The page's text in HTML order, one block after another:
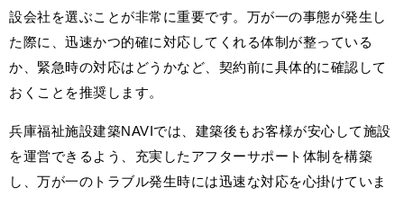
設会社を選ぶことが非常に重要です。万が一の事態が発生し
た際に、迅速かつ的確に対応してくれる体制が整っている
か、緊急時の対応はどうかなど、契約前に具体的に確認して
おくことを推奨します。
兵庫福祉施設建築NAVIでは、建築後もお客様が安心して施設
を運営できるよう、充実したアフターサポート体制を構築
し、万が一のトラブル発生時には迅速な対応を心掛けていま